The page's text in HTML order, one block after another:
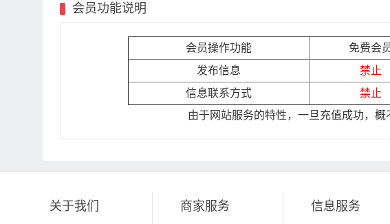
会员功能说明
会员操作功能 免费会
发布信息
禁止
信息联系方式
禁止
由于网站服务的特性，一旦充值成功，
关于我们 商家服务 信息服务